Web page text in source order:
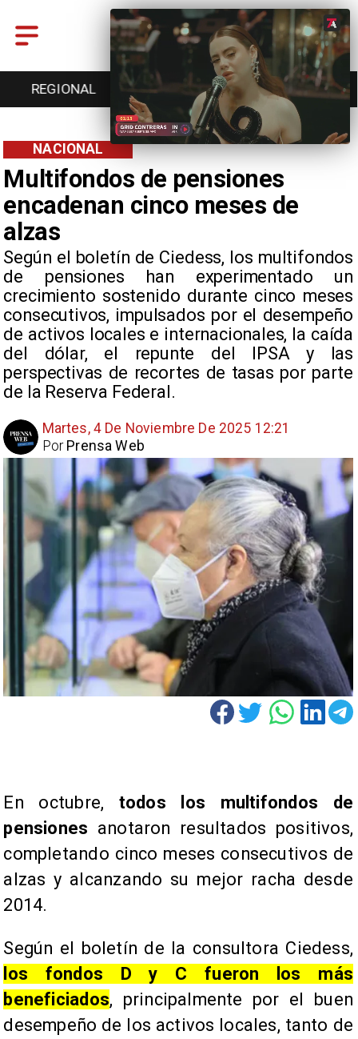
ENTRETENCIÓN DEPORTES CULTURA
Multifondos de pensiones
encadenan cinco meses de
alzas
Según el boletín de Ciedess, los multifondos
de pensiones han experimentado un
crecimiento sostenido durante cinco meses
consecutivos, impulsados por el desempeño
de activos locales e internacionales, la caída
del dólar, el repunte del IPSA y las
perspectivas de recortes de tasas por parte
de la Reserva Federal.
NACIONAL
Martes, 4 De Noviembre De 2025 12:21
Prensa Web
Por
En octubre, todos los multifondos de
pensiones anotaron resultados positivos,
completando cinco meses consecutivos de
alzas y alcanzando su mejor racha desde
2014.
Según el boletín de la consultora Ciedess,
los fondos D y C fueron los más
beneficiados, principalmente por el buen
desempeño de los activos locales, tanto de